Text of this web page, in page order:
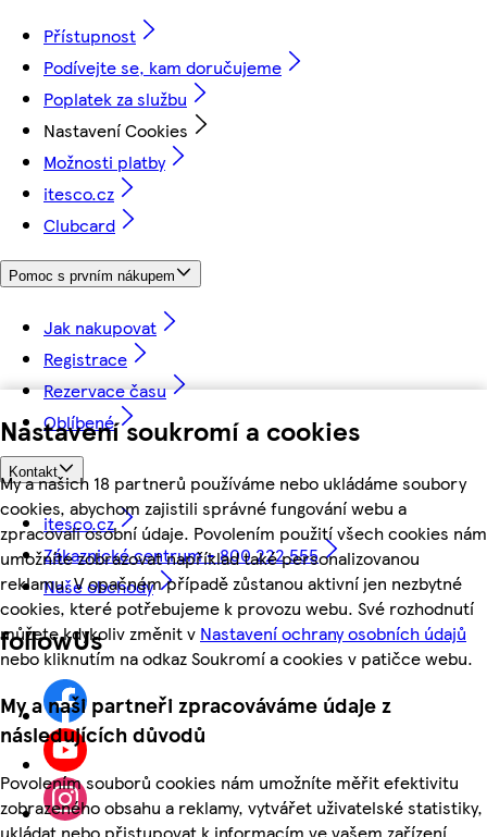
Nastavení soukromí a cookies
My a našich 18 partnerů používáme nebo ukládáme soubory
cookies, abychom zajistili správné fungování webu a
zpracovali osobní údaje. Povolením použití všech cookies nám
umožníte zobrazovat například také personalizovanou
reklamu. V opačném případě zůstanou aktivní jen nezbytné
cookies, které potřebujeme k provozu webu. Své rozhodnutí
můžete kdykoliv změnit v Nastavení ochrany osobních údajů
nebo kliknutím na odkaz Soukromí a cookies v patičce webu.
My a naši partneři zpracováváme údaje z
následujících důvodů
Povolením souborů cookies nám umožníte měřit efektivitu
zobrazeného obsahu a reklamy, vytvářet uživatelské statistiky,
Přístupnost
Podívejte se, kam doručujeme
Poplatek za službu
Nastavení Cookies
Možnosti platby
itesco.cz
Clubcard
Pomoc s prvním nákupem
Jak nakupovat
Registrace
Rezervace času
Oblíbené
Kontakt
itesco.cz
Zákaznické centrum - 800 222 555
Naše obchody
followUs